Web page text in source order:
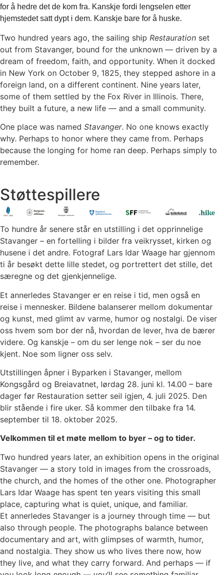
for å hedre det de kom fra. Kanskje fordi lengselen etter
hjemstedet satt dypt i dem. Kanskje bare for å huske.
Two hundred years ago, the sailing ship Restauration set
out from Stavanger, bound for the unknown — driven by a
dream of freedom, faith, and opportunity. When it docked
in New York on October 9, 1825, they stepped ashore in a
foreign land, on a different continent. Nine years later,
some of them settled by the Fox River in Illinois. There,
they built a future, a new life — and a small community.
One place was named Stavanger. No one knows exactly
why. Perhaps to honor where they came from. Perhaps
because the longing for home ran deep. Perhaps simply to
remember.
Støttespillere
To hundre år senere står en utstilling i det opprinnelige
Stavanger – en fortelling i bilder fra veikrysset, kirken og
husene i det andre. Fotograf Lars Idar Waage har gjennom
ti år besøkt dette lille stedet, og portrettert det stille, det
særegne og det gjenkjennelige.
Et annerledes Stavanger er en reise i tid, men også en
reise i mennesker. Bildene balanserer mellom dokumentar
og kunst, med glimt av varme, humor og nostalgi. De viser
oss hvem som bor der nå, hvordan de lever, hva de bærer
videre. Og kanskje – om du ser lenge nok – ser du noe
kjent. Noe som ligner oss selv.
Utstillingen åpner i Byparken i Stavanger, mellom
Kongsgård og Breiavatnet, lørdag 28. juni kl. 14.00 – bare
dager før Restauration setter seil igjen, 4. juli 2025. Den
blir stående i fire uker. Så kommer den tilbake fra 14.
september til 18. oktober 2025.
Velkommen til et møte mellom to byer – og to tider.
Two hundred years later, an exhibition opens in the original
Stavanger — a story told in images from the crossroads,
the church, and the homes of the other one. Photographer
Lars Idar Waage has spent ten years visiting this small
place, capturing what is quiet, unique, and familiar.
Et annerledes Stavanger is a journey through time — but
also through people. The photographs balance between
documentary and art, with glimpses of warmth, humor,
and nostalgia. They show us who lives there now, how
they live, and what they carry forward. And perhaps — if